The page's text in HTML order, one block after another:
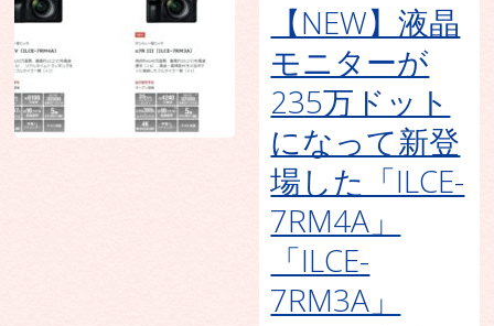
【NEW】液晶
モニターが
235万ドット
になって新登
場した「ILCE-
7RM4A」
「ILCE-
7RM3A」